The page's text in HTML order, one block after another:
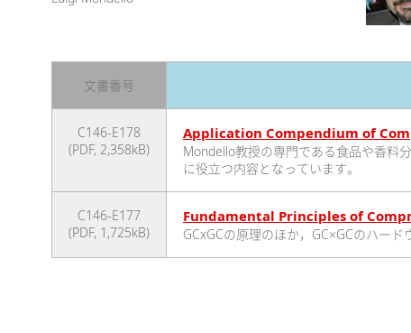
文書番号
C146-E178
(PDF, 2,358kB)
Application Compendium of
Mondello教授の専門である食品や香料
に役立つ内容となっています。
C146-E177
(PDF, 1,725kB)
Fundamental Principles of
GCxGCの原理のほか，GC×GCのハー